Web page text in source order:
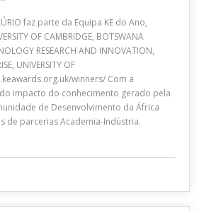
faz parte da Equipa KE do Ano,
OF CAMBRIDGE, BOTSWANA
RESEARCH AND INNOVATION,
UNIVERSITY OF
winners/ Com a
impacto do conhecimento gerado pela
de Desenvolvimento da África
de parcerias Academia-Indústria.